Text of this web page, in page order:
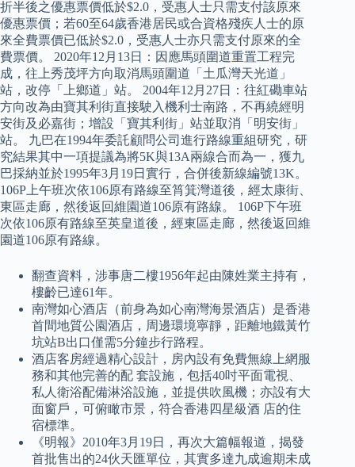
折半後之優惠票價低於$2.0，受惠人士只需支付該原來
優惠票價；若60至64歲香港居民或合資格殘疾人士的原
來全費票價已低於$2.0，受惠人士亦只需支付原來的全
費票價。 2020年12月13日：因應馬頭圍道重置工程完
成，往上秀茂坪方向取消馬頭圍道「土瓜灣天光道」
站，改停「上鄉道」站。 2004年12月27日：往紅磡車站
方向改為由寶其利街直接駛入機利士南路，不再繞經明
安街及必嘉街；增設「寶其利街」站並取消「明安街」
站。 九巴在1994年委託顧問公司進行路線重組研究，研
究結果其中一項提議為將5K與13A兩線合而為一，獲九
巴採納並於1995年3月19日實行，合併後新線編號13K。
106P上午班次依106原有路線至筲箕灣道後，經太康街、
東區走廊，然後返回維園道106原有路線。 106P下午班
次依106原有路線至英皇道後，經東區走廊，然後返回維
園道106原有路線。
翻查資料，涉事唐二樓1956年起由陳姓業主持有，
樓齡已達61年。
南灣如心酒店（前身為如心南灣海景酒店）是香港
首間地質公園酒店，周邊環境寧靜，距離地鐵黃竹
坑站B出口僅需5分鐘步行路程。
酒店客房經過精心設計，房內設有免費無線上網服
務和其他完善的配 套設施，包括40吋平面電視、
私人衛浴配備淋浴設施，並提供吹風機；亦設有大
面窗戶，可俯瞰市景，符合香港四星級酒 店的住
宿標準。
《明報》2010年3月19日，再次大篇幅報道，揭發
首批售出的24伙天匯單位，其實多達九成逾期未成